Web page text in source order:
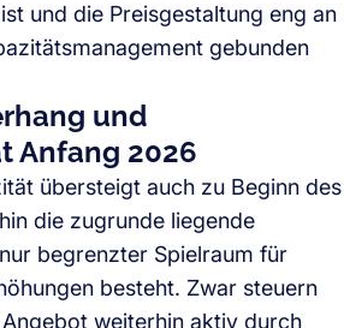
und die Preisgestaltung eng an
gebunden
und
Anfang 2026
übersteigt auch zu Beginn des
die zugrunde liegende
begrenzter Spielraum für
besteht. Zwar steuern
weiterhin aktiv durch